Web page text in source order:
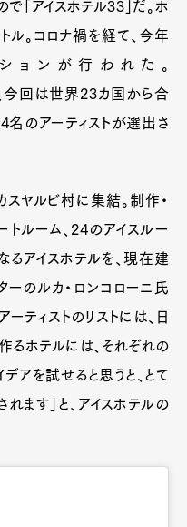
「アイスホテル33」だ。ホ
。コロナ禍を経て、今年
ョンが行われた。
今回は世界23カ国から合
のアーティストが選出さ
スヤルビ村に集結。制作・
トルーム、24のアイスルー
るアイスホテルを、現在建
ーのルカ・ロンコローニ氏
ティストのリストには、日
るホテルには、それぞれの
アを試せると思うと、とて
ます」と、アイスホテルの